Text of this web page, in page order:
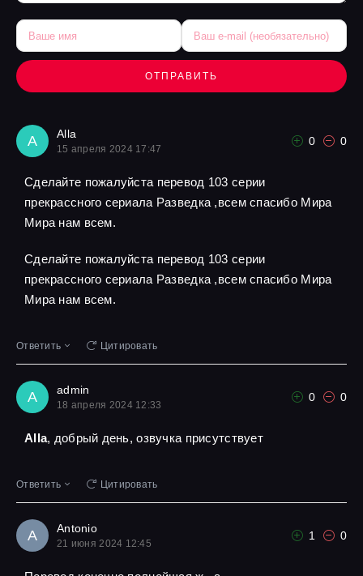
ОТПРАВИТЬ
A Alla
15 апреля 2024 17:47
0 0
Сделайте пожалуйста перевод 103 серии
прекрассного сериала Разведка ,всем спасибо Мира
Мира нам всем.
Сделайте пожалуйста перевод 103 серии
прекрассного сериала Разведка ,всем спасибо Мира
Мира нам всем.
Ответить Цитировать
A admin
18 апреля 2024 12:33
0 0
Alla, добрый день, озвучка присутствует
Ответить Цитировать
A Antonio
21 июня 2024 12:45
1 0